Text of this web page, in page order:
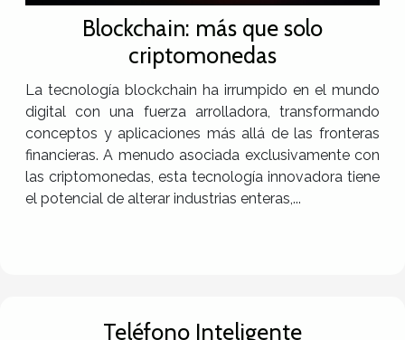
Blockchain: más que solo
criptomonedas
La tecnología blockchain ha irrumpido en el mundo
digital con una fuerza arrolladora, transformando
conceptos y aplicaciones más allá de las fronteras
financieras. A menudo asociada exclusivamente con
las criptomonedas, esta tecnología innovadora tiene
el potencial de alterar industrias enteras,...
Teléfono Inteligente